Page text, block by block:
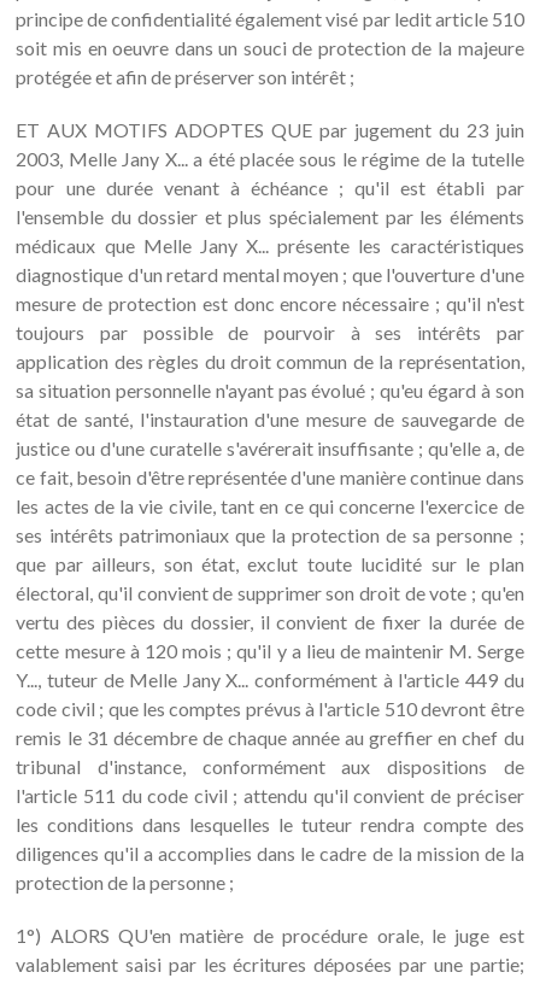
principe de confidentialité également visé par ledit article 510
soit mis en oeuvre dans un souci de protection de la majeure
protégée et afin de préserver son intérêt ;
ET AUX MOTIFS ADOPTES QUE par jugement du 23 juin
2003, Melle Jany X... a été placée sous le régime de la tutelle
pour une durée venant à échéance ; qu'il est établi par
l'ensemble du dossier et plus spécialement par les éléments
médicaux que Melle Jany X... présente les caractéristiques
diagnostique d'un retard mental moyen ; que l'ouverture d'une
mesure de protection est donc encore nécessaire ; qu'il n'est
toujours par possible de pourvoir à ses intérêts par
application des règles du droit commun de la représentation,
sa situation personnelle n'ayant pas évolué ; qu'eu égard à son
état de santé, l'instauration d'une mesure de sauvegarde de
justice ou d'une curatelle s'avérerait insuffisante ; qu'elle a, de
ce fait, besoin d'être représentée d'une manière continue dans
les actes de la vie civile, tant en ce qui concerne l'exercice de
ses intérêts patrimoniaux que la protection de sa personne ;
que par ailleurs, son état, exclut toute lucidité sur le plan
électoral, qu'il convient de supprimer son droit de vote ; qu'en
vertu des pièces du dossier, il convient de fixer la durée de
cette mesure à 120 mois ; qu'il y a lieu de maintenir M. Serge
Y..., tuteur de Melle Jany X... conformément à l'article 449 du
code civil ; que les comptes prévus à l'article 510 devront être
remis le 31 décembre de chaque année au greffier en chef du
tribunal d'instance, conformément aux dispositions de
l'article 511 du code civil ; attendu qu'il convient de préciser
les conditions dans lesquelles le tuteur rendra compte des
diligences qu'il a accomplies dans le cadre de la mission de la
protection de la personne ;
1°) ALORS QU'en matière de procédure orale, le juge est
valablement saisi par les écritures déposées par une partie;